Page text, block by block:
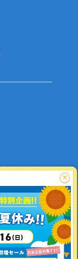
釣り情報を
×